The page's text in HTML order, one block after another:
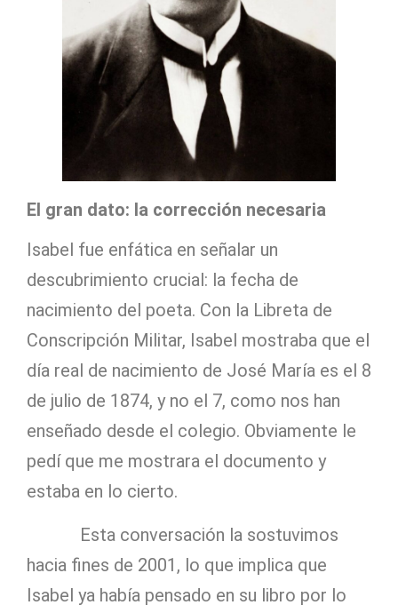
El gran dato: la corrección necesaria
Isabel fue enfática en señalar un
descubrimiento crucial: la fecha de
nacimiento del poeta. Con la Libreta de
Conscripción Militar, Isabel mostraba que el
día real de nacimiento de José María es el 8
de julio de 1874, y no el 7, como nos han
enseñado desde el colegio. Obviamente le
pedí que me mostrara el documento y
estaba en lo cierto.
Esta conversación la sostuvimos
hacia fines de 2001, lo que implica que
Isabel ya había pensado en su libro por lo